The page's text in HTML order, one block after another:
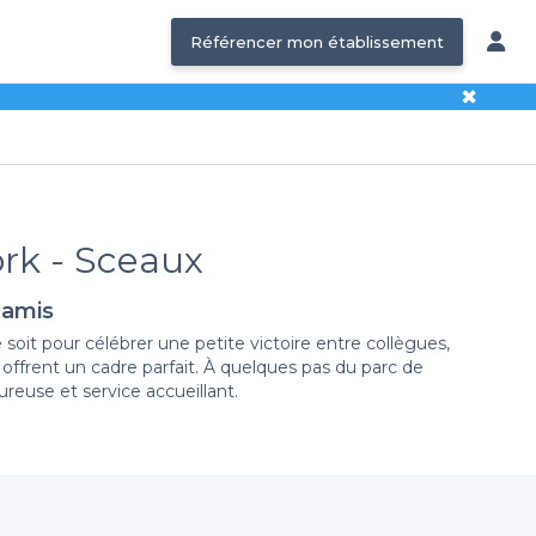
Référencer mon établissement
✖
- Sceaux
pour célébrer une petite victoire entre collègues,
un cadre parfait. À quelques pas du parc de
et service accueillant.
choisis pour répondre à vos envies pour un
sans oublier une large gamme de boissons, des